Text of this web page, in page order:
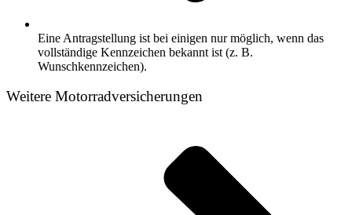
Eine Antragstellung ist bei einigen nur möglich, wenn das
vollständige Kennzeichen bekannt ist (z. B.
Wunschkennzeichen).
Weitere Motorradversicherungen